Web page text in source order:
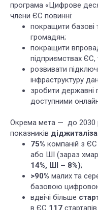
програма «Цифрове
члени ЄС повинні:
покращити базові
громадян;
покращити
підприємствах ЄС,
розвивати
інфраструктуру
зробити державні
доступними
Окрема мета — до 2030
показників
75% компаній з
або ШI (зараз
14%, ШІ – 8%);
>90% малих та
базовою цифровою
вдвічі більше
в ЄС 117